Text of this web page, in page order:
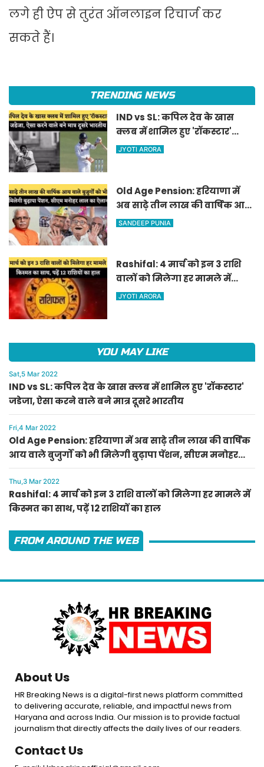
लगे ही ऐप से तुरंत ऑनलाइन रिचार्ज कर
सकते हैं।
TRENDING NEWS
IND vs SL: कपिल देव के खास
क्लब में शामिल हुए 'रॉकस्टार'
जडेजा, ऐसा करने वाले बने मात्र
JYOTI ARORA
Old Age Pension: हरियाणा में
अब साढ़े तीन लाख की वार्षिक आय
वाले बुजुर्गों को भी मिलेगी बुढ़ापा
SANDEEP PUNIA
Rashifal: 4 मार्च को इन 3 राशि
वालों को मिलेगा हर मामले में
किस्मत का साथ, पढ़ें 12 राशियों का
JYOTI ARORA
YOU MAY LIKE
Sat,5 Mar 2022
IND vs SL: कपिल देव के खास क्लब में शामिल हुए 'रॉकस्टार'
जडेजा, ऐसा करने वाले बने मात्र दूसरे भारतीय
Fri,4 Mar 2022
Old Age Pension: हरियाणा में अब साढ़े तीन लाख की वार्षिक
आय वाले बुजुर्गों को भी मिलेगी बुढ़ापा पेंशन, सीएम मनोहर
लाल का ऐलान
Thu,3 Mar 2022
Rashifal: 4 मार्च को इन 3 राशि वालों को मिलेगा हर मामले में
किस्मत का साथ, पढ़ें 12 राशियों का हाल
FROM AROUND THE WEB
About Us
HR Breaking News is a digital-first news platform committed
to delivering accurate, reliable, and impactful news from
Haryana and across India. Our mission is to provide factual
journalism that directly affects the daily lives of our readers.
Contact Us